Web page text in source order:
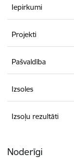
Iepirkumi
Projekti
Pašvaldība
Izsoles
Izsoļu rezultāti
Noderīgi